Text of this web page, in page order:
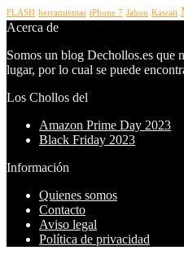
FLASH herramientas iPhone 7 Jabon Kawaii
Acerca de
Somos un blog Dechollos.es que
lugar, por lo cual se puede
Los Chollos del
Amazon Prime Day 2023
Black Friday 2023
Información
Quienes somos
Contacto
Aviso legal
Política de privacidad